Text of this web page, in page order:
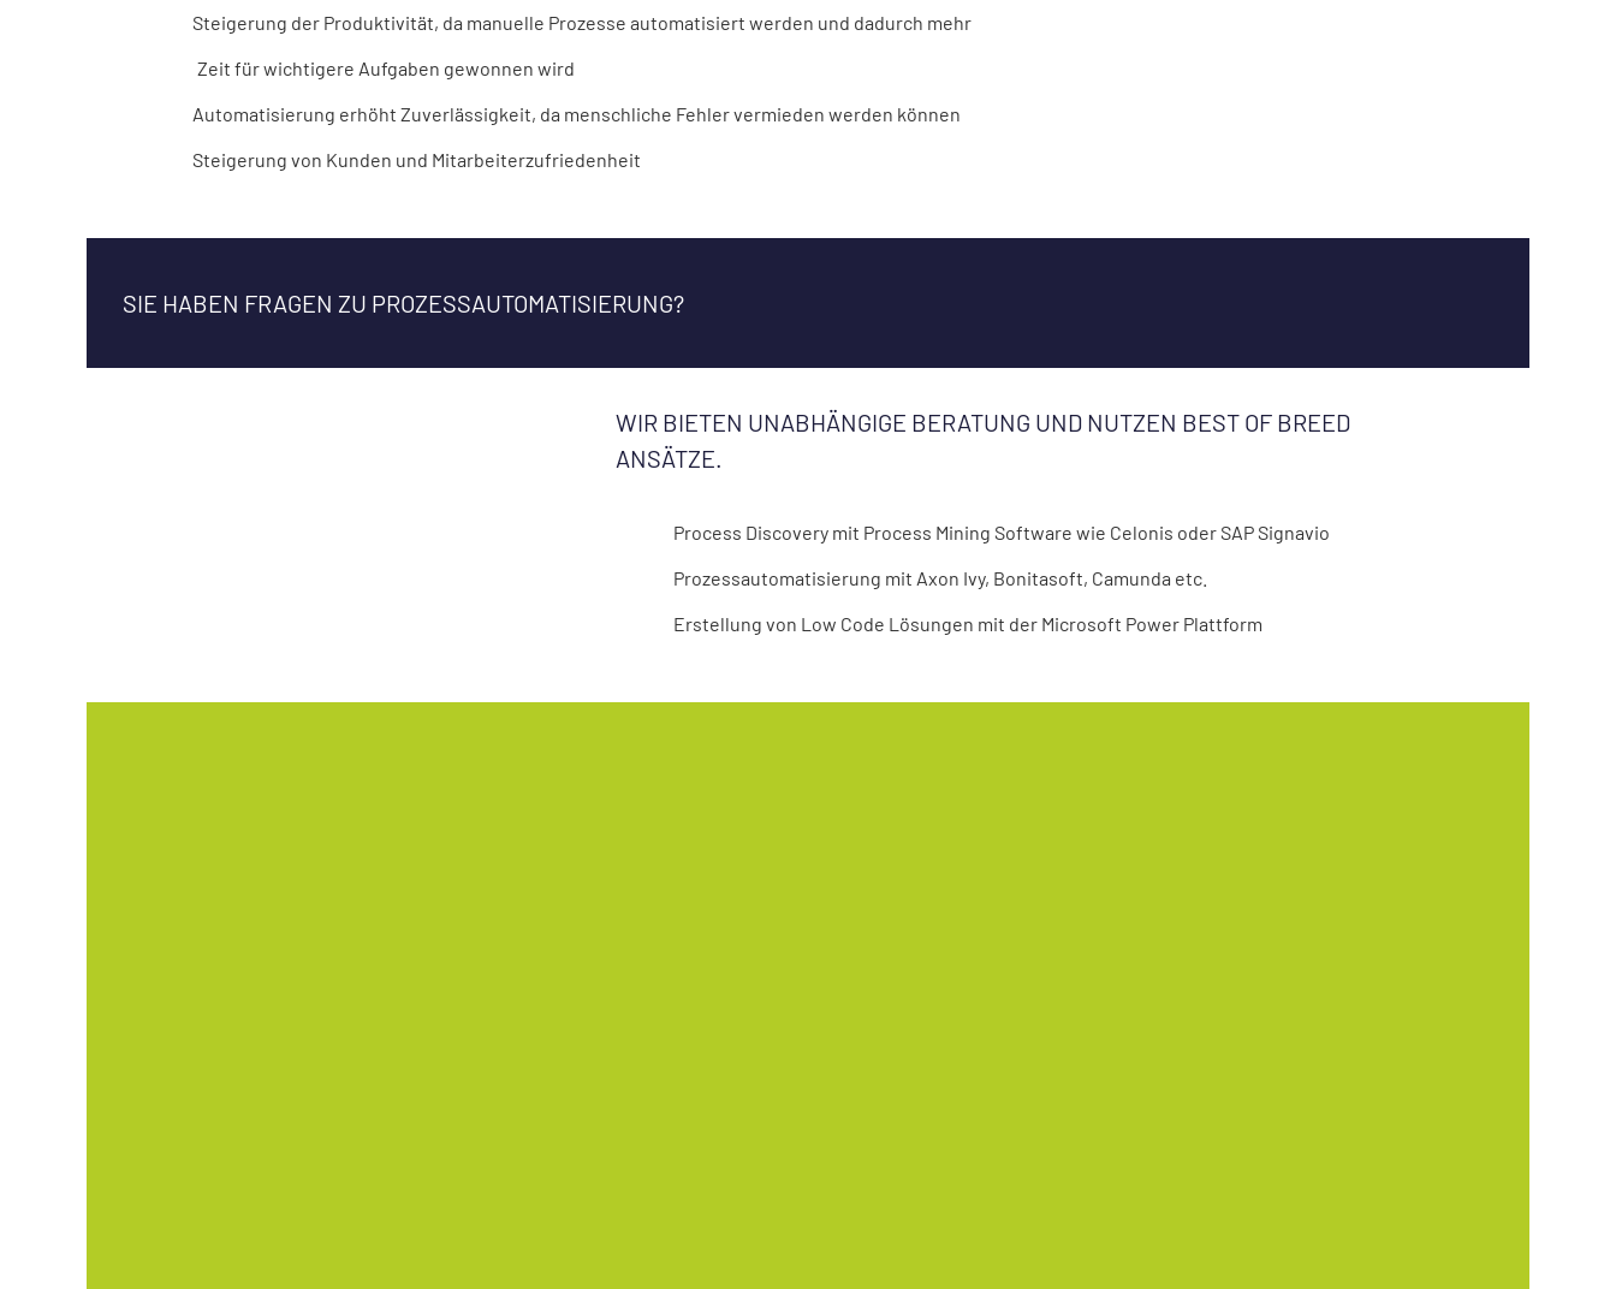
Steigerung der Produktivität, da manuelle Prozesse automatisiert werden und dadurch mehr
Zeit für wichtigere Aufgaben gewonnen wird
Automatisierung erhöht Zuverlässigkeit, da menschliche Fehler vermieden werden können
Steigerung von Kunden und Mitarbeiterzufriedenheit
SIE HABEN FRAGEN ZU PROZESS­AUTOMATISIERUNG?
WIR BIETEN UNABHÄNGIGE BERATUNG UND NUTZEN BEST OF BREED
ANSÄTZE.
Process Discovery mit Process Mining Software wie Celonis oder SAP Signavio
Prozessautomatisierung mit Axon Ivy, Bonitasoft, Camunda etc.
Erstellung von Low Code Lösungen mit der Microsoft Power Plattform